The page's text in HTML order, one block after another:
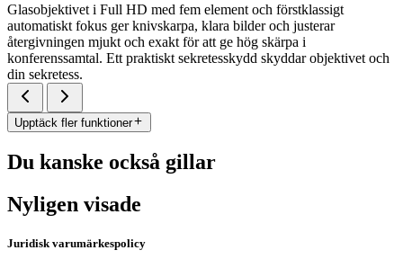
Glasobjektivet i Full HD med fem element och förstklassigt
automatiskt fokus ger knivskarpa, klara bilder och justerar
återgivningen mjukt och exakt för att ge hög skärpa i
konferenssamtal. Ett praktiskt sekretesskydd skyddar objektivet och
din sekretess.
Upptäck fler funktioner
Du kanske också gillar
Nyligen visade
Juridisk varumärkespolicy